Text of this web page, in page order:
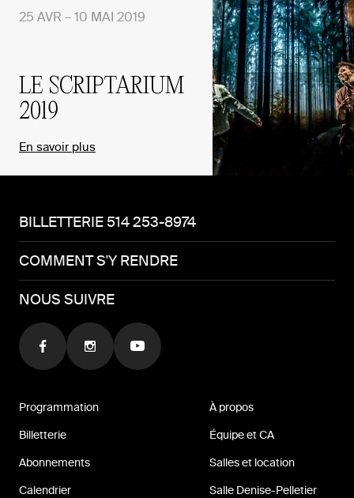
LE SCRIPTARIUM
2019
25 AVR – 10 MAI 2019
En savoir plus
BILLETTERIE 514 253-8974
COMMENT S'Y RENDRE
NOUS SUIVRE
Programmation
Billetterie
Abonnements
Calendrier
À propos
Équipe et CA
Salles et location
Salle Denise-Pelletier